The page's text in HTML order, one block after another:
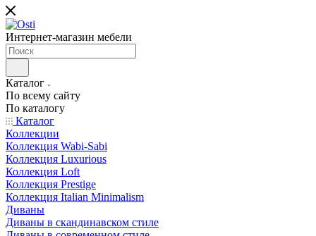
Интернет-магазин мебели
Каталог
По всему сайту
По каталогу
Каталог
Коллекции
Коллекция Wabi-Sabi
Коллекция Luxurious
Коллекция Loft
Коллекция Prestige
Коллекция Italian Minimalism
Диваны
Диваны в скандинавском стиле